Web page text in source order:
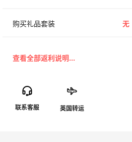
购买礼品套装 无